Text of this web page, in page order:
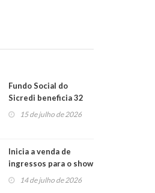
Fundo Social do
Sicredi beneficia 32
projetos em
15 de julho de 2026
Inicia a venda de
ingressos para o show
do Jota Quest nos 45
anos da Sicredi Ouro
14 de julho de 2026